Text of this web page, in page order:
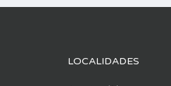
LOCALIDADES